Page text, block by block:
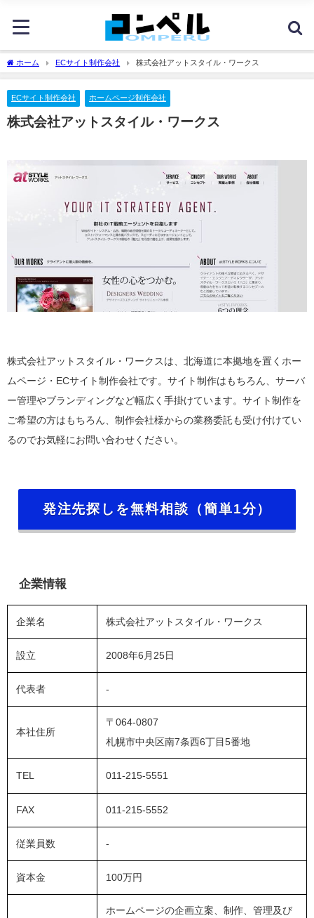
ホーム ECサイト制作会社 株式会社アットスタイル・ワークス
ECサイト制作会社 ホームページ制作会社
株式会社アットスタイル・ワークス
株式会社アットスタイル・ワークスは、北海道に本拠地を置くホー
ムページ・ECサイト制作会社です。サイト制作はもちろん、サーバ
ー管理やブランディングなど幅広く手掛けています。サイト制作を
ご希望の方はもちろん、制作会社様からの業務委託も受け付けてい
るのでお気軽にお問い合わせください。
発注先探しを無料相談（簡単1分）
企業情報
企業名 株式会社アットスタイル・ワークス
設立 2008年6月25日
代表者 -
本社住所
〒064-0807
札幌市中央区南7条西6丁目5番地
TEL 011-215-5551
FAX 011-215-5552
従業員数 -
資本金 100万円
ホームページの企画立案、制作、管理及び